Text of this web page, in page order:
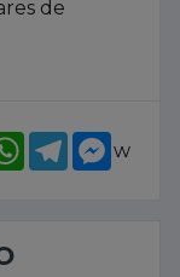
de
WhatsApp
Telegram
w